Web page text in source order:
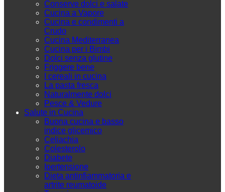
Conserve dolci e salate
Cucina a Vapore
Cucina e condimenti a
Crudo
Cucina Mediterranea
Cucina per i Bimbi
Dolci senza glutine
Friggere bene
I cereali in cucina
La pasta fresca
Naturalmente dolci
Pesce & Vedure
Salute in Cucina
Buona cucina e basso
indice glicemico
Celiachia
Colesterolo
Diabete
Ipertensione
Dieta antinfiammatoria e
artrite reumatoide